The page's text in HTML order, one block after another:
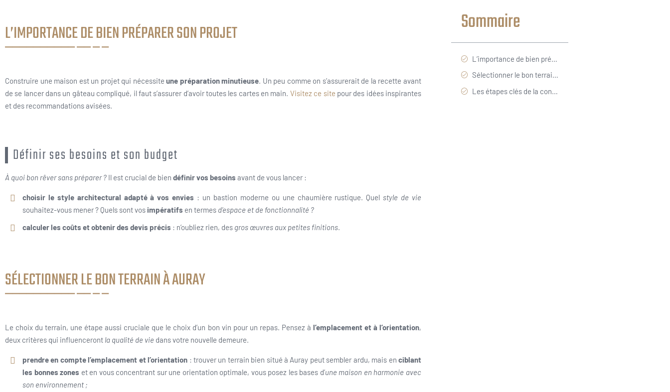
L’IMPORTANCE DE BIEN PRÉPARER SON PROJET
Construire une maison est un projet qui nécessiteune préparation minutieuse. Un peu comme on s’assurerait de la recette avant
de se lancer dans un gâteau compliqué, il faut s’assurer d’avoir toutes les cartes en main. Visitez ce site pour des idées inspirantes
et des recommandations avisées.
Définir ses besoins et son budget
À quoi bon rêver sans préparer ? Il est crucial de bien définir vos besoins avant de vous lancer :
choisir le style architectural adapté à vos envies : un bastion moderne ou une chaumière rustique. Quel style de vie
souhaitez-vous mener ? Quels sont vosimpératifs en termes d’espace et de fonctionnalité ?
calculer les coûts et obtenir des devis précis : n’oubliez rien, des gros œuvres aux petites finitions.
SÉLECTIONNER LE BON TERRAIN À AURAY
Le choix du terrain, une étape aussi cruciale que le choix d’un bon vin pour un repas. Pensez à l’emplacement et à l’orientation,
deux critères qui influenceront la qualité de vie dans votre nouvelle demeure.
prendre en compte l’emplacement et l’orientation : trouver un terrain bien situé à Auray peut sembler ardu, mais en ciblant
les bonnes zones et en vous concentrant sur une orientation optimale, vous posez les bases d’une maison en harmonie avec
son environnement ;
Sommaire
L’importance de bien préparer son projet
Sélectionner le bon terrain à Auray
Les étapes clés de la construction